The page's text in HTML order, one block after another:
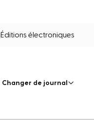
Éditions électroniques
Changer de journal